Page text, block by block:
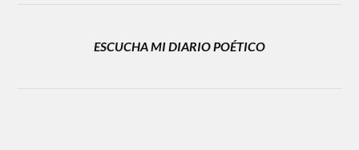
ESCUCHA MI DIARIO POÉTICO